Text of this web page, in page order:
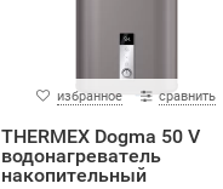
избранное сравнить
THERMEX Dogma 50 V
водонагреватель
накопительный